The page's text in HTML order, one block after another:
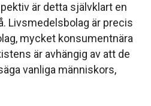
är detta självklart en
Livsmedelsbolag är precis
mycket konsumentnära
är avhängig av att de
vanliga människors,